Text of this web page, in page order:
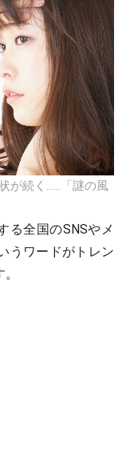
が続く……「謎の風
る全国のSNSやメ
うワードがトレン